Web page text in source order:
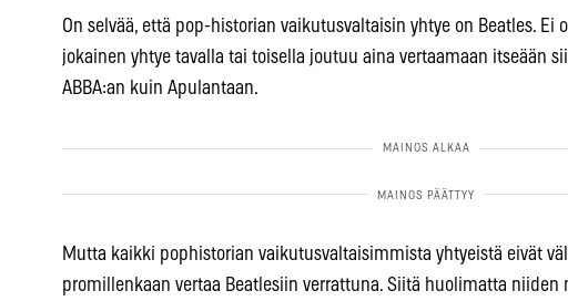
On selvää, että pop-historian vaikutusvaltaisin yhtye on Beatles. Ei
jokainen yhtye tavalla tai toisella joutuu aina vertaamaan itseään
ABBA:an kuin Apulantaan.
Mutta kaikki pophistorian vaikutusvaltaisimmista yhtyeistä eivät
promillenkaan vertaa Beatlesiin verrattuna. Siitä huolimatta niiden